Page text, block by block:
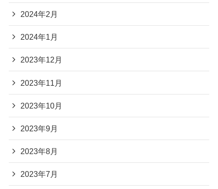
2024年2月
2024年1月
2023年12月
2023年11月
2023年10月
2023年9月
2023年8月
2023年7月